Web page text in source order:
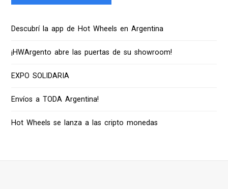
Descubrí la app de Hot Wheels en Argentina
¡HWArgento abre las puertas de su showroom!
EXPO SOLIDARIA
Envíos a TODA Argentina!
Hot Wheels se lanza a las cripto monedas